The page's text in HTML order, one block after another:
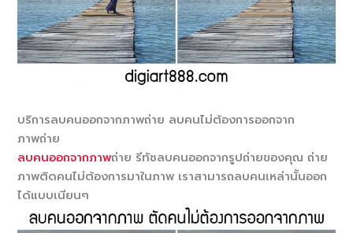
บริการลบคนออกจากภาพถ่าย ลบคนไม่ต้องการออกจาก
ภาพถ่าย
ลบคนออกจากภาพถ่าย รีทัชลบคนออกจากรูปถ่ายของคุณ ถ่าย
ภาพติดคนไม่ต้องการมาในภาพ เราสามารถลบคนเหล่านั้นออก
ได้แบบเนียนๆ